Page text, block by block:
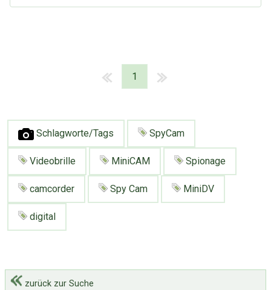
1
Schlagworte/Tags SpyCam
Videobrille MiniCAM Spionage
camcorder Spy Cam MiniDV
digital
zurück zur Suche